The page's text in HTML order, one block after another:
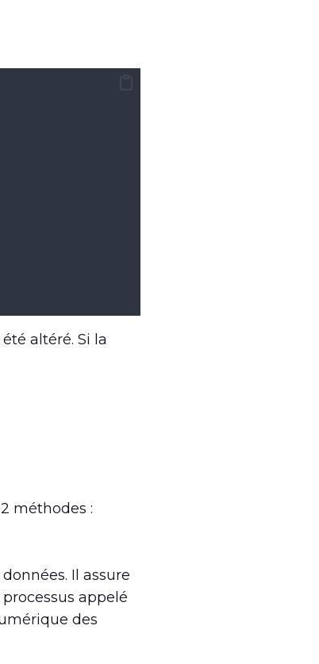
altéré. Si la
méthodes :
Il assure
appelé
des